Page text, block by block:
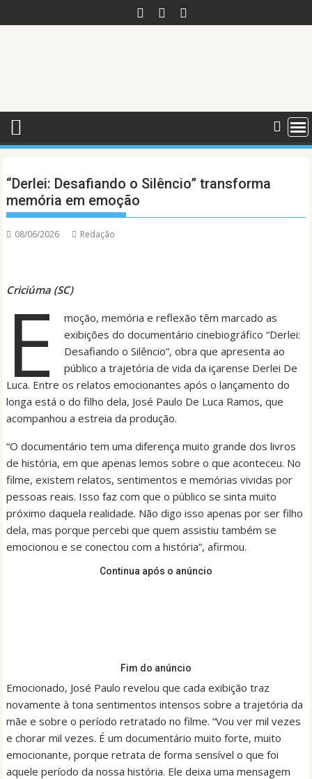
to
“Derlei: Desafiando o Silêncio” transforma
memória em emoção
08/06/2026 Redação
Criciúma (SC)
E
moção, memória e reflexão têm marcado as
exibições do documentário cinebiográfico “Derlei:
Desafiando o Silêncio”, obra que apresenta ao
público a trajetória de vida da içarense Derlei De
Luca. Entre os relatos emocionantes após o lançamento do
longa está o do filho dela, José Paulo De Luca Ramos, que
acompanhou a estreia da produção.
“O documentário tem uma diferença muito grande dos livros
de história, em que apenas lemos sobre o que aconteceu. No
filme, existem relatos, sentimentos e memórias vividas por
pessoas reais. Isso faz com que o público se sinta muito
próximo daquela realidade. Não digo isso apenas por ser filho
dela, mas porque percebi que quem assistiu também se
emocionou e se conectou com a história”, afirmou.
Continua após o anúncio
Fim do anúncio
Emocionado, José Paulo revelou que cada exibição traz
novamente à tona sentimentos intensos sobre a trajetória da
mãe e sobre o período retratado no filme. “Vou ver mil vezes
e chorar mil vezes. É um documentário muito forte, muito
emocionante, porque retrata de forma sensível o que foi
aquele período da nossa história. Ele deixa uma mensagem